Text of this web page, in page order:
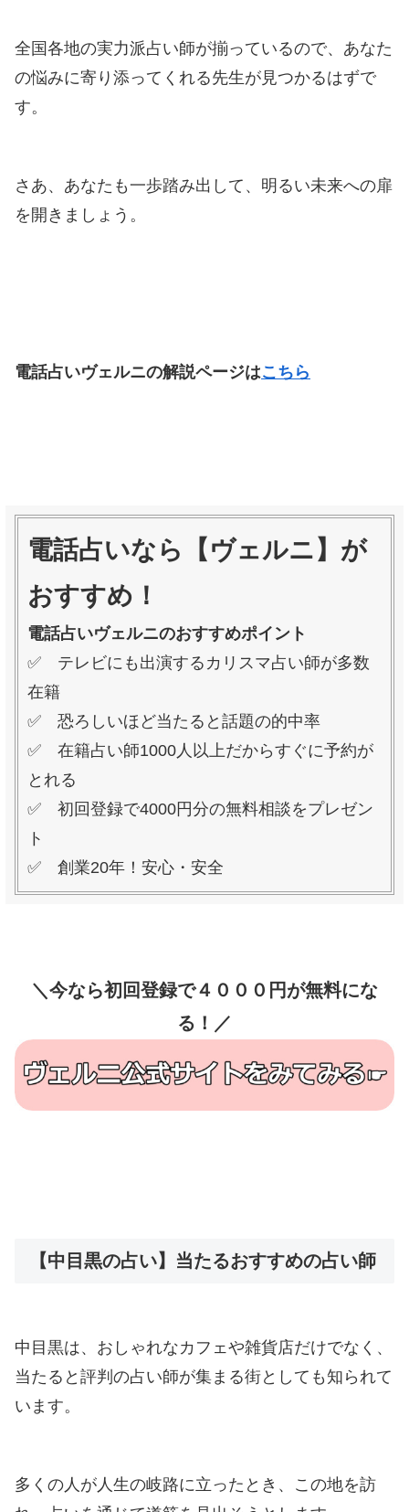
全国各地の実力派占い師が揃っているので、あなた
の悩みに寄り添ってくれる先生が見つかるはずで
す。
さあ、あなたも一歩踏み出して、明るい未来への扉
を開きましょう。
電話占いヴェルニの解説ページはこちら
電話占いなら【ヴェルニ】が
おすすめ！
電話占いヴェルニのおすすめポイント
✅ テレビにも出演するカリスマ占い師が多数
在籍
✅ 恐ろしいほど当たると話題の的中率
✅ 在籍占い師1000人以上だからすぐに予約が
とれる
✅ 初回登録で4000円分の無料相談をプレゼン
ト
✅ 創業20年！安心・安全
＼今なら初回登録で４０００円が無料にな
る！／
【中目黒の占い】当たるおすすめの占い師
中目黒は、おしゃれなカフェや雑貨店だけでなく、
当たると評判の占い師が集まる街としても知られて
います。
多くの人が人生の岐路に立ったとき、この地を訪